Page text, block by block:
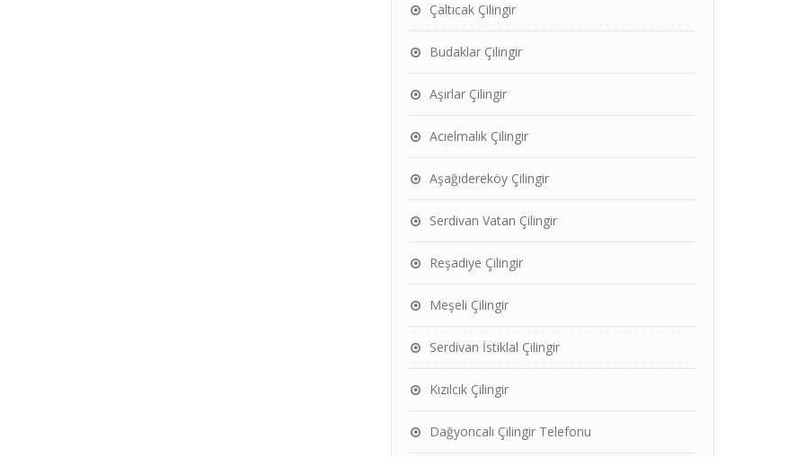
Çaltıcak Çilingir
Budaklar Çilingir
Aşırlar Çilingir
Acıelmalık Çilingir
Aşağıdereköy Çilingir
Serdivan Vatan Çilingir
Reşadiye Çilingir
Meşeli Çilingir
Serdivan İstiklal Çilingir
Kızılcık Çilingir
Dağyoncalı Çilingir Telefonu